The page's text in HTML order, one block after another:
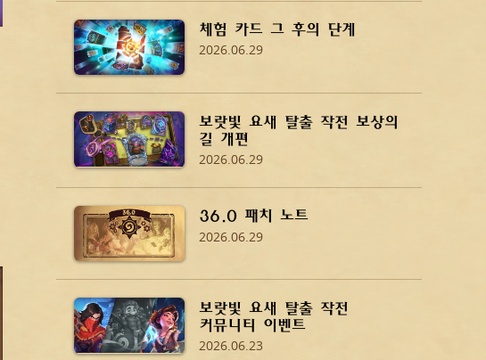
체험 카드 그 후의 단계
2026.06.29
보랏빛 요새 탈출 작전 보상의
길 개편
2026.06.29
36.0 패치 노트
2026.06.29
보랏빛 요새 탈출 작전
커뮤니티 이벤트
2026.06.23